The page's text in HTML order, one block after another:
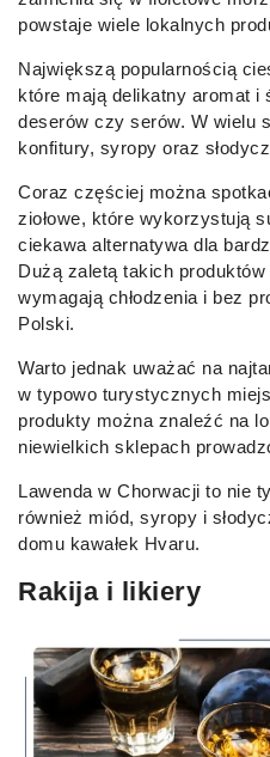
powstaje wiele lokalnych
Największą popularnością
które mają delikatny aromat i
deserów czy serów. W wielu
konfitury, syropy oraz
Coraz częściej można
ziołowe, które wykorzystują
ciekawa alternatywa dla
Dużą zaletą takich
wymagają chłodzenia i bez
Polski.
Warto jednak uważać na
w typowo turystycznych
produkty można znaleźć na
niewielkich sklepach
Lawenda w Chorwacji to nie
również miód, syropy i
domu kawałek Hvaru.
Rakija i likiery